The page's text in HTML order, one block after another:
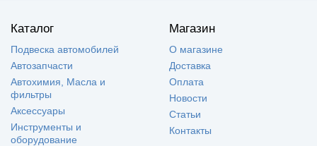
Каталог
Подвеска автомобилей
Автозапчасти
Автохимия, Масла и
фильтры
Аксессуары
Инструменты и
оборудование
Магазин
О магазине
Доставка
Оплата
Новости
Статьи
Контакты